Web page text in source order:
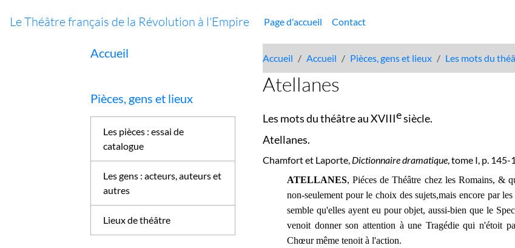
Le Théâtre français de la Révolution à l'Empire Page d'accueil Contact
Accueil Accueil Pièces, gens et lieux Les mots du
Atellanes
Les mots du théâtre au XVIIIesiècle.
Atellanes.
Chamfort et Laporte, Dictionnaire dramatique , tome I, p. 145-
ATELLANES, Piéces de Théâtre chez les Romains, &
non-seulement pour le choix des sujets,mais encore par
semble qu'elles ayent eu pour objet, aussi-bien que le
venoit donner son attention à une Tragédie qui n'étoit
Chœur même tenoit à l'action.
Accueil
Pièces, gens et lieux
Les pièces : essai de
catalogue
Les gens : acteurs, auteurs et
autres
Lieux de théâtre